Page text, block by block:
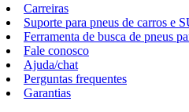
Carreiras
Suporte para pneus de carros e
Ferramenta de busca de pneus
Fale conosco
Ajuda/chat
Perguntas frequentes
Garantias